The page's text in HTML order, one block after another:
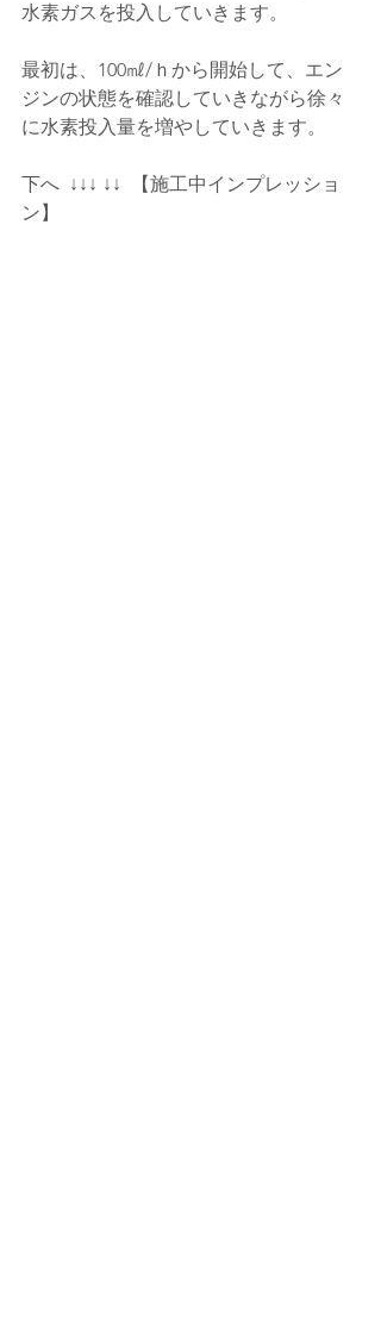
水素ガスを投入していきます。
最初は、100㎖/ｈから開始して、エン
ジンの状態を確認していきながら徐々
に水素投入量を増やしていきます。
下へ  ↓↓↓ ↓↓  【施工中インプレッショ
ン】